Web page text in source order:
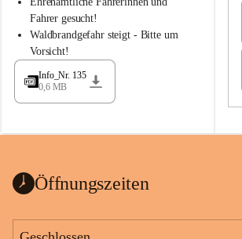
a
d
l
a
Fahrer gesucht!
Waldbrandgefahr steigt - Bitte um
Vorsicht!
Info_Nr. 135
0,6 MB
e
a
Öffnungszeiten